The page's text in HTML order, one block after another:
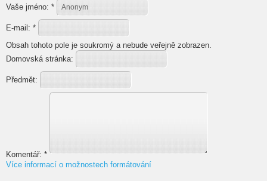
Vaše jméno: *
E-mail: *
Obsah tohoto pole je soukromý a nebude veřejně zobrazen.
Domovská stránka:
Předmět:
Komentář: *
Více informací o možnostech formátování